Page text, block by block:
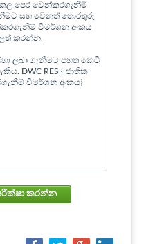
පෙර වෙන්කරගැනීම්
සහ වෙනත් තොරතුරු
විමර්ශන අංකය
කරන්න.
ලබා ගැනීමට පහත කෙටි
DWC RES { ජාතික
විමර්ශන අංකය}
වෙන්කරවා ගැනීමේ තත්වය පරීක්ෂා කරන්න